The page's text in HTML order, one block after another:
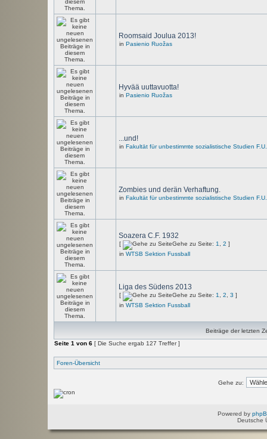
Roomsaid Joulua 2013!
in Pasienio Ruožas
Hyvää uuttavuotta!
in Pasienio Ruožas
...und!
in Fakultät für unbestimmte sozialistische Studien
Zombies und derän Verhaftung.
in Fakultät für unbestimmte sozialistische Studien
Soazera C.F. 1932
[ Gehe zu Seite: 1 2 ]
in WTSB Sektion Fussball
Liga des Südens 2013
[ Gehe zu Seite: 1 2 3 ]
in WTSB Sektion Fussball
Beiträge der letzten
Seite 1 von 6 [ Die Suche ergab 127 Treffer ]
Foren-Übersicht
Gehe zu:
Powered by
Deutsche